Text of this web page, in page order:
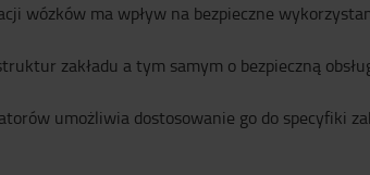
wózków ma wpływ na bezpieczne
zakładu a tym samym o bezpieczną
umożliwia dostosowanie go do specyfiki